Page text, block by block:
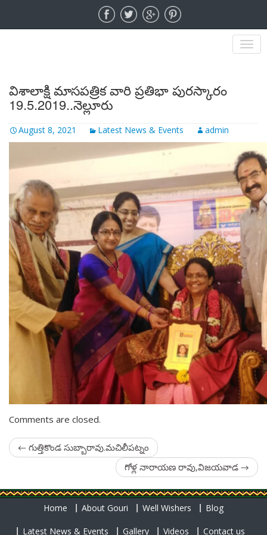
విశాలాక్షి మాసపత్రిక వారి ప్రతిభా పురస్కారం
19.5.2019..నెల్లూరు
August 8, 2021 Latest News & Events admin
Comments are closed.
← గుత్తికొండ సుబ్బారావు.మచిలీపట్నం
గోళ్ల నారాయణ రావు,విజయవాడ →
Home About Gouri Well Wishers Blog
Latest News & Events Gallery Videos Contact us